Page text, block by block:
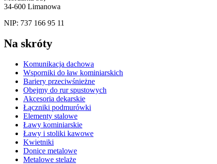
34-600 Limanowa
NIP: 737 166 95 11
Na skróty
Komunikacja dachowa
Wsporniki do ław kominiarskich
Bariery przeciwśnieżne
Obejmy do rur spustowych
Akcesoria dekarskie
Łączniki podmurówki
Elementy stalowe
Ławy kominiarskie
Ławy i stoliki kawowe
Kwietniki
Donice metalowe
Metalowe stelaże